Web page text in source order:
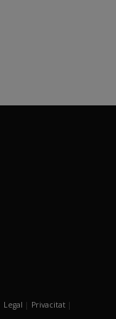
Legal | Privacitat |